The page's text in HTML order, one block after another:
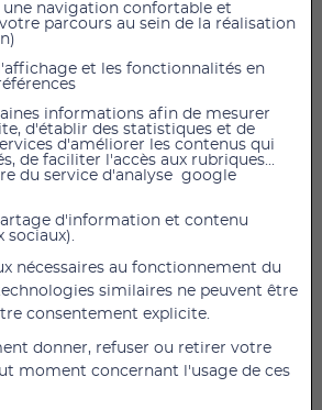
22,80 € TTC
AU PANIER
Rouge
pavillon en acier inoxydable
d'auscultation sonore.
anti-froid assurent un confort du
coloris, pour adulte ou pour
sont également fournis :
une navigation confortable et
parcours au sein de la réalisation
et les fonctionnalités en
informations afin de mesurer
d'établir des statistiques et de
d'améliorer les contenus qui
de faciliter l'accès aux rubriques...
du service d'analyse google
d'information et contenu
sociaux).
nécessaires au fonctionnement du
similaires ne peuvent être
consentement explicite.
donner, refuser ou retirer votre
moment concernant l'usage de ces